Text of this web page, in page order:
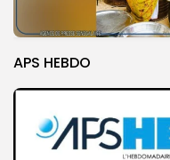
APS HEBDO